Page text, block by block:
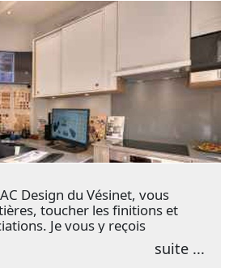
Design du Vésinet, vous
toucher les finitions et
Je vous y reçois
parler de votre projet et
idées en choix plussuite ...